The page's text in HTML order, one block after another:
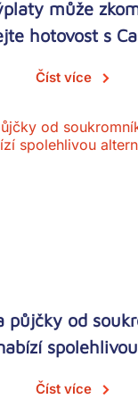
může
hotovost s
Číst více
půjčky od
Číst více